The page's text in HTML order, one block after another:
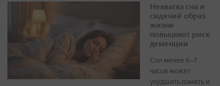
Нехватка сна и
сидячий образ
жизни
повышают риск
деменции
Сон менее 6–7
часов может
ухудшить память и